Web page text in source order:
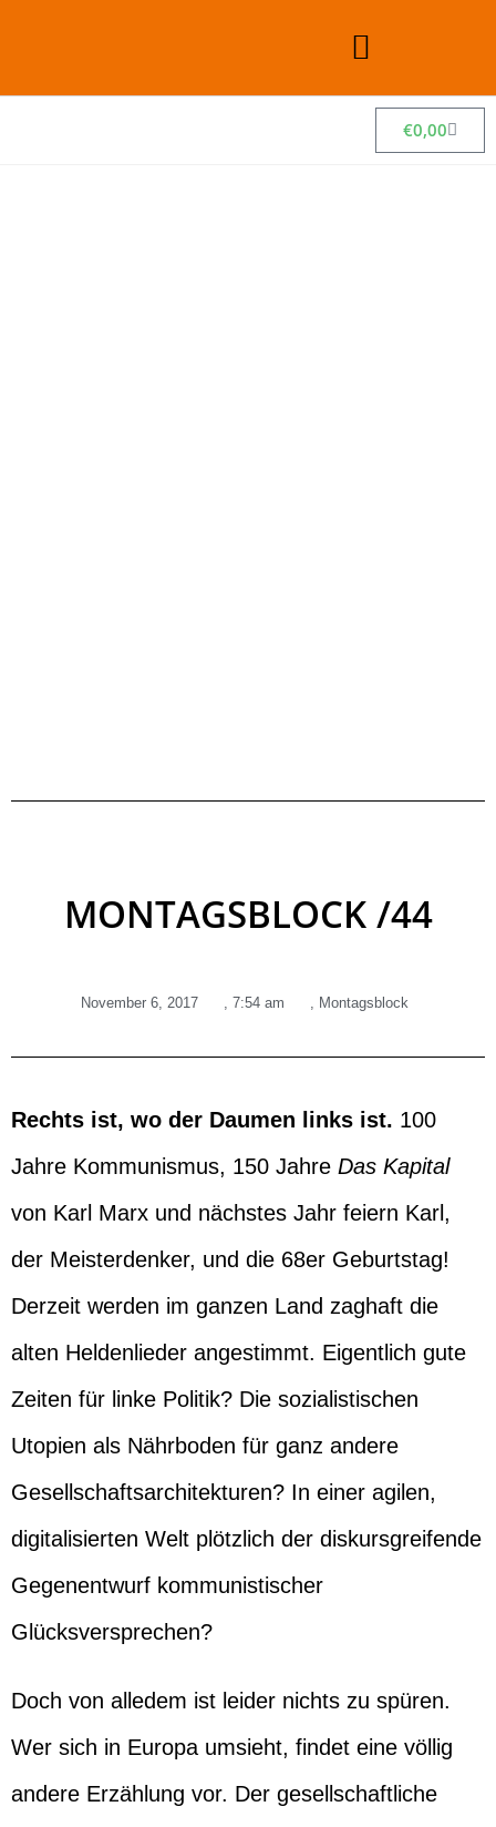
€0,00
MONTAGSBLOCK /44
November 6, 2017 , 7:54 am , Montagsblock
Rechts ist, wo der Daumen links ist. 100
Jahre Kommunismus, 150 Jahre Das Kapital
von Karl Marx und nächstes Jahr feiern Karl,
der Meisterdenker, und die 68er Geburtstag!
Derzeit werden im ganzen Land zaghaft die
alten Heldenlieder angestimmt. Eigentlich gute
Zeiten für linke Politik? Die sozialistischen
Utopien als Nährboden für ganz andere
Gesellschaftsarchitekturen? In einer agilen,
digitalisierten Welt plötzlich der diskursgreifende
Gegenentwurf kommunistischer
Glücksversprechen?
Doch von alledem ist leider nichts zu spüren.
Wer sich in Europa umsieht, findet eine völlig
andere Erzählung vor. Der gesellschaftliche